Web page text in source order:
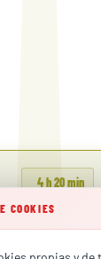
4 h 20 min
COOKIES